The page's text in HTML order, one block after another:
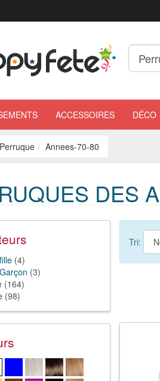
ACCESSOIRES DÉCO
Perruque Annees-70-80
DES
(4)
(3)
(164)
(98)
Tri: